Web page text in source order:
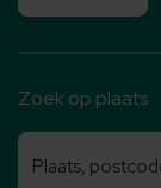
Zoek op plaats